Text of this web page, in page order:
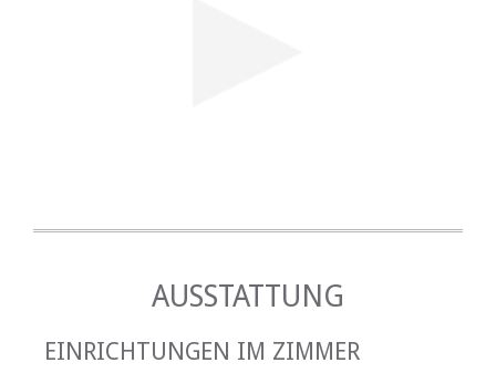
AUSSTATTUNG
EINRICHTUNGEN IM ZIMMER